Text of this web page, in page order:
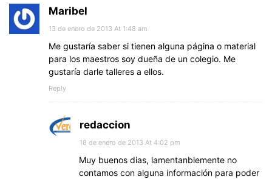
Maribel
13 de enero de 2013 At 1:48 am
Me gustaría saber si tienen alguna página o material
para los maestros soy dueña de un colegio. Me
gustaría darle talleres a ellos.
Reply
redaccion
18 de enero de 2013 At 4:02 pm
Muy buenos dias, lamentanblemente no
contamos con alguna información para poder